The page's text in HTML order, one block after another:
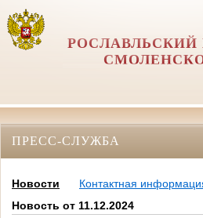
РОСЛАВЛЬСКИЙ
ПРЕСС-СЛУЖБА
Новости
Контактная
Новость от 11.12.2024